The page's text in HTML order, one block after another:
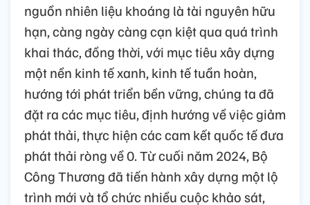
nguồn nhiên liệu khoáng là tài nguyên hữu
hạn, càng ngày càng cạn kiệt qua quá trình
khai thác, đồng thời, với mục tiêu xây dựng
một nền kinh tế xanh, kinh tế tuần hoàn,
hướng tới phát triển bền vững, chúng ta đã
đặt ra các mục tiêu, định hướng về việc giảm
phát thải, thực hiện các cam kết quốc tế đưa
phát thải ròng về 0. Từ cuối năm 2024, Bộ
Công Thương đã tiến hành xây dựng một lộ
trình mới và tổ chức nhiều cuộc khảo sát,